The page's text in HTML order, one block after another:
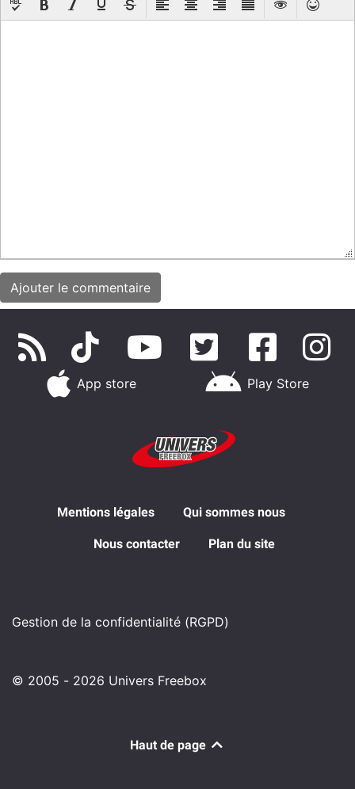
App store Play Store
Mentions légales Qui sommes nous
Nous contacter Plan du site
Gestion de la confidentialité (RGPD)
© 2005 - 2026 Univers Freebox
Haut de page